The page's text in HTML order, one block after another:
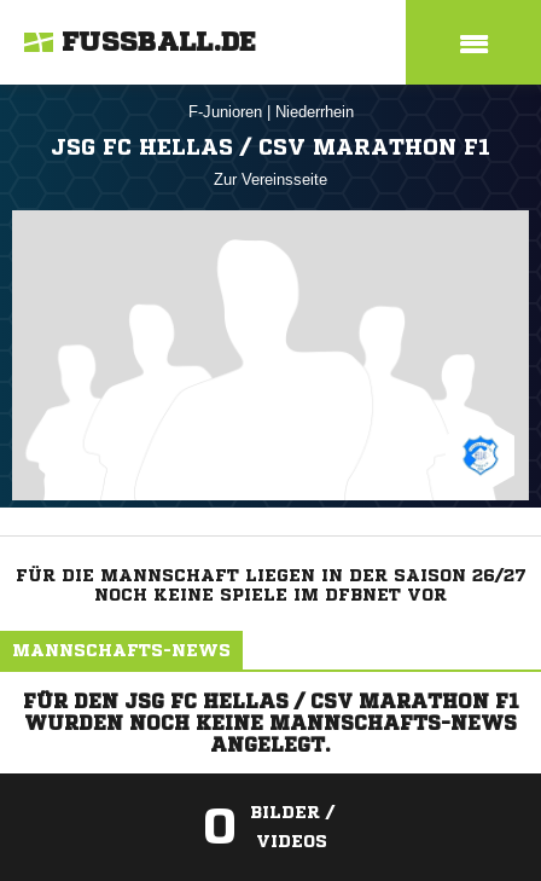
FUSSBALL.DE
F-Junioren Niederrhein
JSG FC HELLAS / CSV MARATHON F1
Zur Vereinsseite
FÜR DIE MANNSCHAFT LIEGEN IN DER SAISON 26/27
NOCH KEINE SPIELE IM DFBNET VOR
MANNSCHAFTS-NEWS
FÜR DEN JSG FC HELLAS / CSV MARATHON F1
WURDEN NOCH KEINE MANNSCHAFTS-NEWS
ANGELEGT.
0
BILDER /
VIDEOS